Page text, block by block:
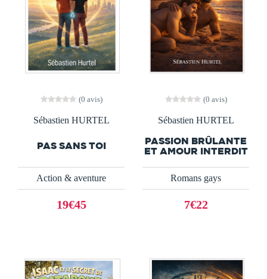
(0 avis)
Sébastien HURTEL
PAS SANS TOI
Action & aventure
19€45
(0 avis)
Sébastien HURTEL
PASSION BRÛLANTE
ET AMOUR INTERDIT
Romans gays
7€22